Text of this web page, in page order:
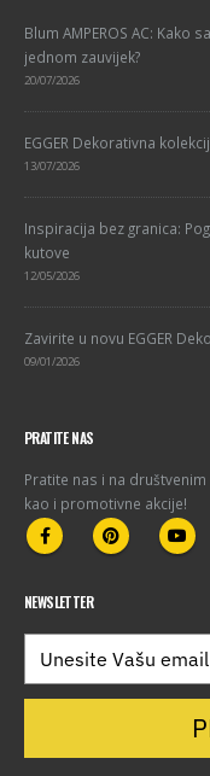
Blum AMPEROS AC:
jednom zauvijek?
20/07/2026
EGGER Dekorativna
13/07/2026
Inspiracija bez granica:
kutove
12/05/2026
Zavirite u novu EGGER
09/01/2026
PRATITE NAS
Pratite nas i na
kao i promotivne akcije!
NEWSLETTER